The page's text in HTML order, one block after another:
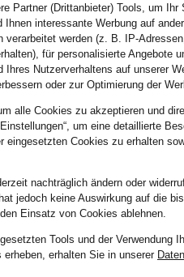
Partner (Drittanbieter) Tools, um Ihr
interessante Werbung auf
verarbeitet werden (z. B. IP-
für personalisierte Angebote
Ihres Nutzerverhaltens auf unserer
oder zur Optimierung der
alle Cookies zu akzeptieren und
um eine detaillierte
eingesetzten Cookies zu erhalten
nachträglich ändern oder
jedoch keine Auswirkung auf die
Einsatz von Cookies ablehnen.
Tools und der Verwendung
erhalten Sie in unserer